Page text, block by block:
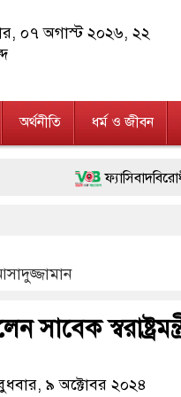
০৭ অগাস্ট ২০২৬, ২২
অর্থনীতি ধর্ম ও জীবন
ফ্যাসিবাদবিরোধী আন্দোলনে
জনগণ পরিবর্তন চেয়েছে
২৮ লাখ টাকার জাল নোটসহ
নেতৃত্ব ও গণতন্ত্রের মূর্তমান
অবৈধ বিদেশি পিস্তল,
৯ অক্টোবর ২০২৪